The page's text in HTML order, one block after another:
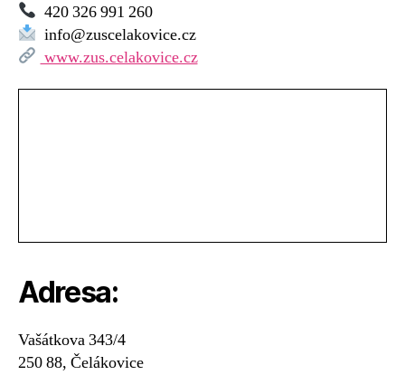
420 326 991 260
info@zuscelakovice.cz
www.zus.celakovice.cz
Adresa:
Vašátkova 343/4
250 88, Čelákovice